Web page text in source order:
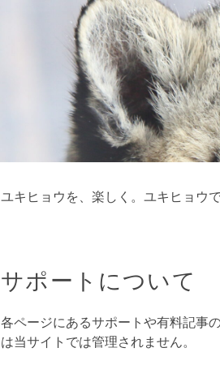
ユキヒョウを、楽しく。ユキヒョウ
サポートについて
各ページにあるサポートや有料記事
は当サイトでは管理されません。